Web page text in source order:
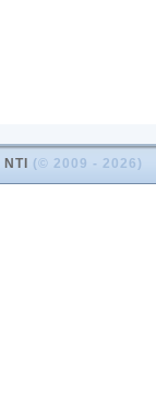
NTI (© 2009 - 2026)